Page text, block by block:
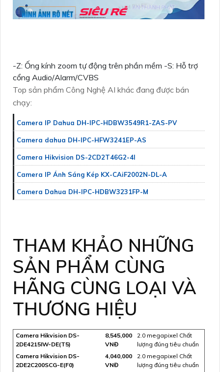
-Z: Ống kính zoom tự động trên phần mềm -S: Hỗ trợ
cổng Audio/Alarm/CVBS
Top sản phẩm Công Nghệ AI khác đang được bán
chạy:
Camera IP Dahua DH-IPC-HDBW3549R1-ZAS-PV
Camera dahua DH-IPC-HFW3241EP-AS
Camera Hikvision DS-2CD2T46G2-4I
Camera IP Ánh Sáng Kép KX-CAiF2002N-DL-A
Camera Dahua DH-IPC-HDBW3231FP-M
THAM KHẢO NHỮNG
SẢN PHẨM CÙNG
HÃNG CÙNG LOẠI VÀ
THƯƠNG HIỆU
Camera Hikvision DS-
2DE4215IW-DE(T5)
8,545,000
VNĐ
2.0 megapixel Chất
lượng đúng tiêu chuẩn
Camera Hikvision DS-
2DE2C200SCG-E(F0)
4,040,000
VNĐ
2.0 megapixel Chất
lượng đúng tiêu chuẩn